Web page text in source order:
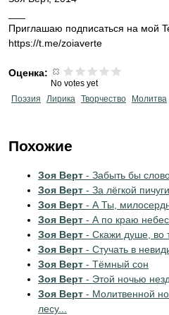
Приглашаю подписаться на мой
https://t.me/zoiaverte
Оценка:
No votes yet
Поэзия
Лирика Творчество Молитва
Похожие
Зоя Верт - Забыть бы
Зоя Верт - За лёгкой
Зоя Верт - А Ты,
Зоя Верт - А по краю небес
Зоя Верт - Скажи душе, во
Зоя Верт - Стучать в
Зоя Верт - Тёмный сон
Зоя Верт - Этой ночью
Зоя Верт - Молитвенной
лесу...